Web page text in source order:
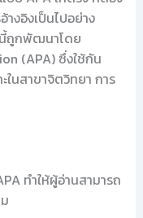
งอิงเป็นไปอย่าง
นี้ถูกพัฒนาโดย
(APA) ซึ่งใช้กัน
ในสาขาจิตวิทยา การ
ทำให้ผู้อ่านสามารถ